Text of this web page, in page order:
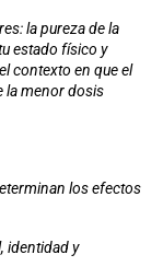
la pureza de la
estado físico y
contexto en que el
la menor dosis
los efectos
identidad y